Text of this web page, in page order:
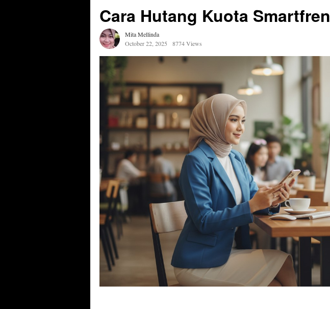
Cara Hutang Kuota Smartfren
Mita Mellinda
October 22, 2025
8774 Views